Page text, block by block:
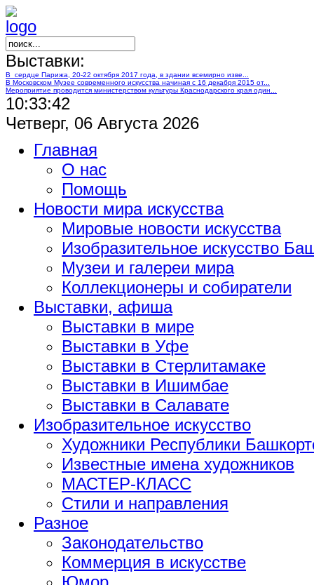
Выставки:
В сердце Парижа, 20-22 октября 2017 года, в здании всемирно изве...
В Московском Музее современного искусства начиная с 16 декабря 2015 от...
Мероприятие проводится министерством культуры Краснодарского края один...
10:33:43
Четверг, 06 Августа 2026
Главная
О нас
Помощь
Новости мира искусства
Мировые новости искусства
Изобразительное искусство
Музеи и галереи мира
Коллекционеры и собиратели
Выставки, афиша
Выставки в мире
Выставки в Уфе
Выставки в Стерлитамаке
Выставки в Ишимбае
Выставки в Салавате
Изобразительное искусство
Художники Республики
Известные имена художников
МАСТЕР-КЛАСС
Стили и направления
Разное
Законодательство
Коммерция в искусстве